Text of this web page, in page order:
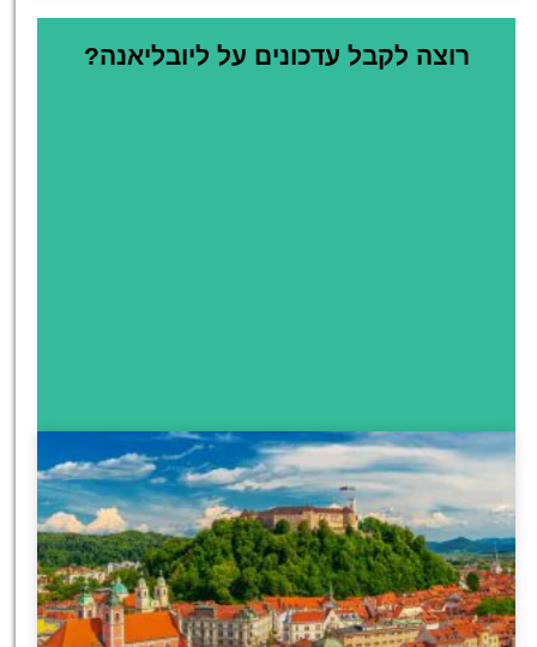
רוצה לקבל עדכונים על ליובליאנה?